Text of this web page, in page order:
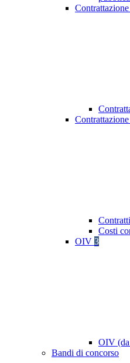
Costi
OIV 3
OIV (da
Bandi di concorso